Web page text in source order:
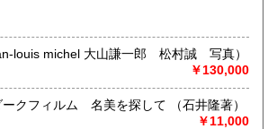
駅
20:00
妖精 （jean-louis michel 大山謙一郎 松村誠 写真）
￥130,000
石井隆写真集 ダークフィルム 名美を探して （石井隆著）
￥11,000